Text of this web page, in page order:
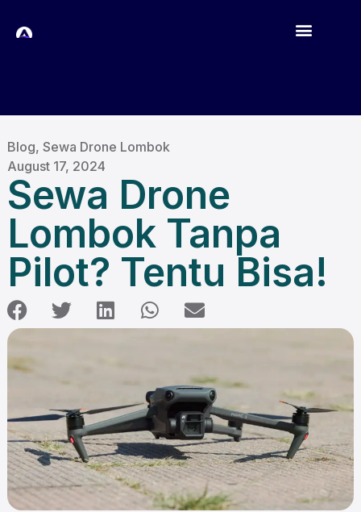
Blog, Sewa Drone Lombok
August 17, 2024
Sewa Drone
Lombok Tanpa
Pilot? Tentu Bisa!